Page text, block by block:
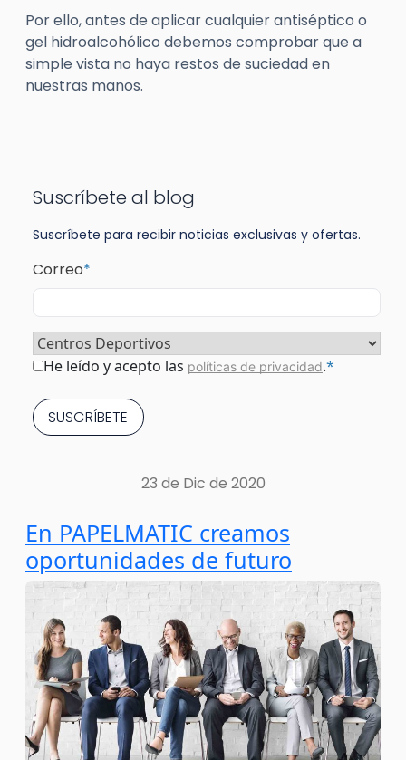
Por ello, antes de aplicar cualquier antiséptico o
gel hidroalcohólico debemos comprobar que a
simple vista no haya restos de suciedad en
nuestras manos.
Suscríbete al blog
Suscríbete para recibir noticias exclusivas y ofertas.
Correo*
Sector*
Consentimiento*
He leído y acepto las políticas de privacidad.*
23 de Dic de 2020
En PAPELMATIC creamos
oportunidades de futuro